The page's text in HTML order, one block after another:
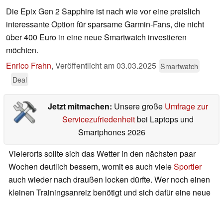
Die Epix Gen 2 Sapphire ist nach wie vor eine preislich
interessante Option für sparsame Garmin-Fans, die nicht
über 400 Euro in eine neue Smartwatch investieren
möchten.
Enrico Frahn, Veröffentlicht am03.03.2025 Smartwatch
Deal
Jetzt mitmachen: Unsere große Umfrage zur
Servicezufriedenheitbei Laptops und
Smartphones 2026
Vielerorts sollte sich das Wetter in den nächsten paar
Wochen deutlich bessern, womit es auch vieleSportler
auch wieder nach draußen locken dürfte. Wer noch einen
kleinen Trainingsanreiz benötigt und sich dafür eine neue